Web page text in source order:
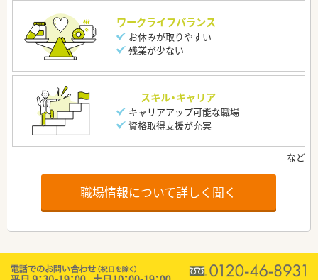
ワークライフバランス
お休みが取りやすい
残業が少ない
スキル・キャリア
キャリアアップ可能な職場
資格取得支援が充実
職場情報について詳しく聞く